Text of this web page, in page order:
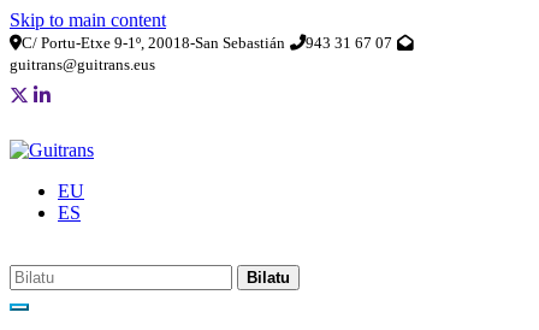
Skip to main content
C/ Portu-Etxe 9-1º, 20018-San Sebastián
943 31 67 07
guitrans@guitrans.eus
EU
ES
Bilatu